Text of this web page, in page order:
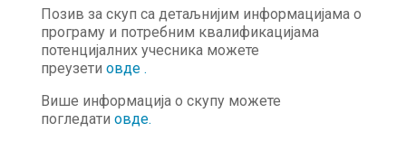
Позив за скуп са детаљнијим информацијама о
програму и потребним квалификацијама
потенцијалних учесника можете
преузети овде .
Више информација о скупу можете
погледати овде.